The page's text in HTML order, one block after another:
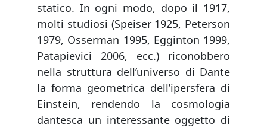
statico. In ogni modo, dopo il 1917,
molti studiosi (Speiser 1925, Peterson
1979, Osserman 1995, Egginton 1999,
Patapievici 2006, ecc.) riconobbero
nella struttura dell’universo di Dante
la forma geometrica dell’ipersfera di
Einstein, rendendo la cosmologia
dantesca un interessante oggetto di